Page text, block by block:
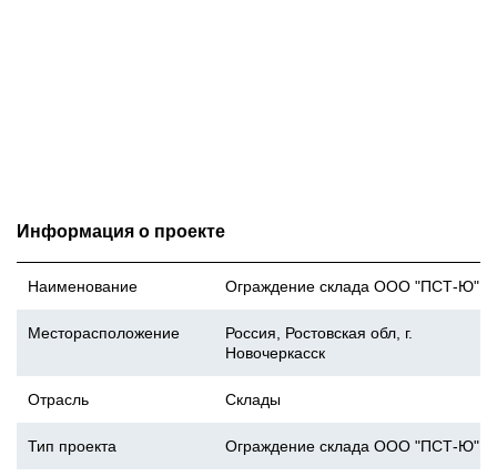
Информация о проекте
Наименование Ограждение склада ООО "ПСТ-Ю"
Месторасположение
Россия, Ростовская обл, г.
Новочеркасск
Отрасль Склады
Тип проекта Ограждение склада ООО "ПСТ-Ю"